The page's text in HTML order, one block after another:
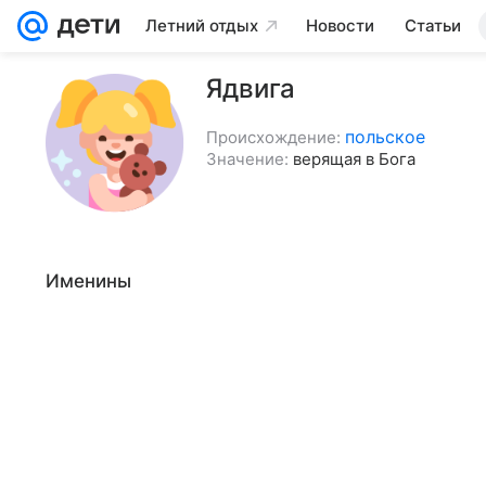
Летний отдых Новости Статьи
Ядвига
Происхождение: польское
Значение: верящая в Бога
Именины